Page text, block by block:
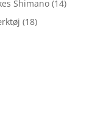
Shimano (14)
(18)